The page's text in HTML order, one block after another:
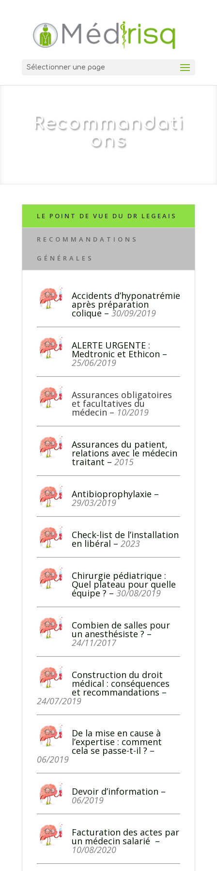
Sélectionner une page
Recommandati
ons
LE POINT DE VUE DU DR LEGEAIS
RECOMMANDATIONS
GÉNÉRALES
Accidents d’hyponatrémie
après préparation
colique – 30/09/2019
ALERTE URGENTE :
Medtronic et Ethicon –
25/06/2019
Assurances obligatoires
et facultatives du
médecin – 10/2019
Assurances du patient,
relations avec le médecin
traitant – 2015
Antibioprophylaxie –
29/03/2019
Check-list de l’installation
en libéral – 2023
Chirurgie pédiatrique :
Quel plateau pour quelle
équipe ? – 30/08/2019
Combien de salles pour
un anesthésiste ? –
24/11/2017
Construction du droit
médical : conséquences
et recommandations –
24/07/2019
De la mise en cause à
l’expertise : comment
cela se passe-t-il ? –
06/2019
Devoir d’information –
06/2019
Facturation des actes par
un médecin salarié –
10/08/2020